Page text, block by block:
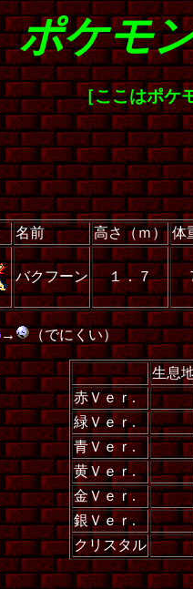
ポケモ
［ここはポケ
名前 高さ（ｍ） 体
バクフーン １．７
→ （でにくい）
生息
赤Ｖｅｒ.
緑Ｖｅｒ.
青Ｖｅｒ.
黄Ｖｅｒ.
金Ｖｅｒ.
銀Ｖｅｒ.
クリスタル